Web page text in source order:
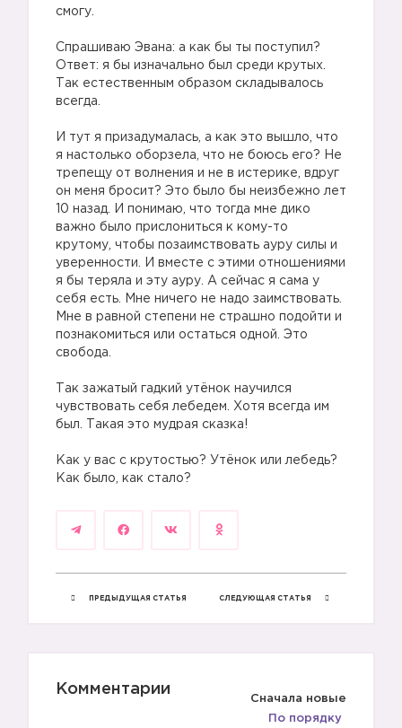
смогу.
Спрашиваю Эвана: а как бы ты поступил?
Ответ: я бы изначально был среди крутых.
Так естественным образом складывалось
всегда.
И тут я призадумалась, а как это вышло, что
я настолько оборзела, что не боюсь его? Не
трепещу от волнения и не в истерике, вдруг
он меня бросит? Это было бы неизбежно лет
10 назад. И понимаю, что тогда мне дико
важно было прислониться к кому-то
крутому, чтобы позаимствовать ауру силы и
уверенности. И вместе с этими отношениями
я бы теряла и эту ауру. А сейчас я сама у
себя есть. Мне ничего не надо заимствовать.
Мне в равной степени не страшно подойти и
познакомиться или остаться одной. Это
свобода.
Так зажатый гадкий утёнок научился
чувствовать себя лебедем. Хотя всегда им
был. Такая это мудрая сказка!
Как у вас с крутостью? Утёнок или лебедь?
Как было, как стало?
ПРЕДЫДУЩАЯ СТАТЬЯ СЛЕДУЮЩАЯ СТАТЬЯ
Комментарии
Сначала новые
По порядку